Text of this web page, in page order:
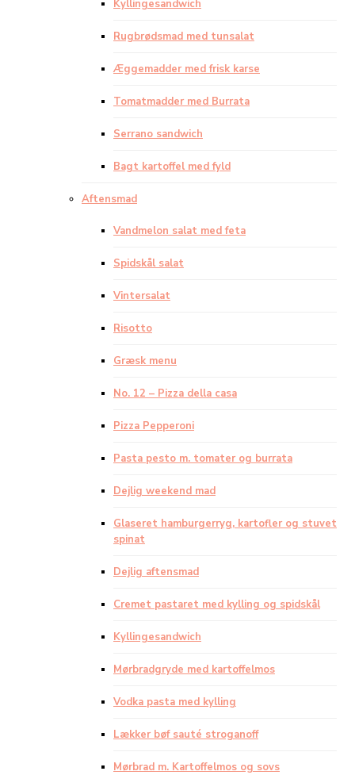
Kyllingesandwich
Rugbrødsmad med tunsalat
Æggemadder med frisk karse
Tomatmadder med Burrata
Serrano sandwich
Bagt kartoffel med fyld
Aftensmad
Vandmelon salat med feta
Spidskål salat
Vintersalat
Risotto
Græsk menu
No. 12 – Pizza della casa
Pizza Pepperoni
Pasta pesto m. tomater og burrata
Dejlig weekend mad
Glaseret hamburgerryg, kartofler og stuvet
spinat
Dejlig aftensmad
Cremet pastaret med kylling og spidskål
Kyllingesandwich
Mørbradgryde med kartoffelmos
Vodka pasta med kylling
Lækker bøf sauté stroganoff
Mørbrad m. Kartoffelmos og sovs